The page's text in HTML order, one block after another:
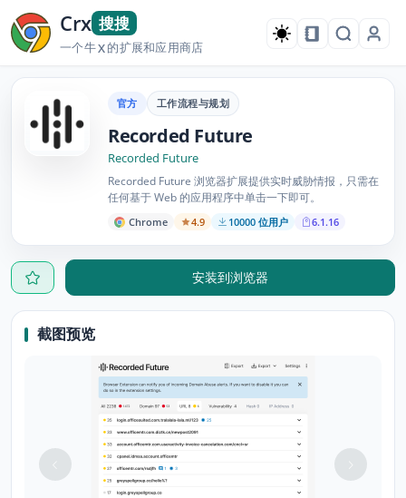
Crx 搜搜
一个牛X的扩展和应用商店
官方 工作流程与规划
Recorded Future
Recorded Future
Recorded Future 浏览器扩展提供实时威胁情报，只需在
任何基于 Web 的应用程序中单击一下即可。
Chrome 4.9 10000 位用户 6.1.16
安装到浏览器
截图预览